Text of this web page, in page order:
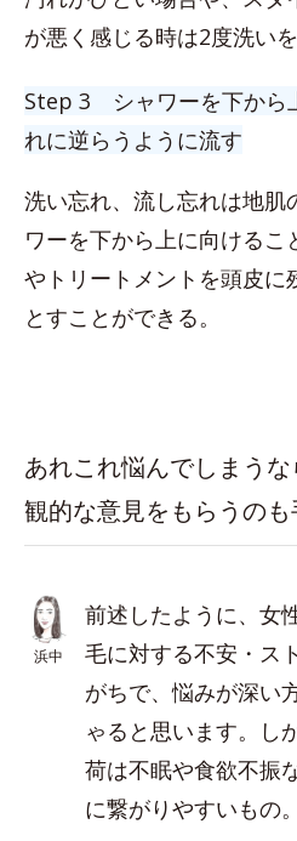
が悪く感じる時は2度洗いを
Step 3 シャワーを下から
れに逆らうように流す
洗い忘れ、流し忘れは地肌
ワーを下から上に向ける
やトリートメントを頭皮に
とすことができる。
あれこれ悩んでしまう
観的な意見をもらうのも
浜中
前述したように、女
毛に対する不安・ス
がちで、悩みが深い
ゃると思います。し
荷は不眠や食欲不振
に繋がりやすいもの。